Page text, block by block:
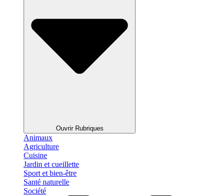
Ouvrir Rubriques
Animaux
Agriculture
Cuisine
Jardin et cueillette
Sport et bien-être
Santé naturelle
Société